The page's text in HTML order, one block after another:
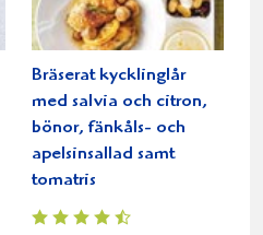
Bräserat kycklinglår
med salvia och citron,
bönor, fänkåls- och
apelsinsallad samt
tomatris